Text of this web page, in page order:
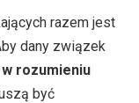
razem jest
dany związek
rozumieniu
być